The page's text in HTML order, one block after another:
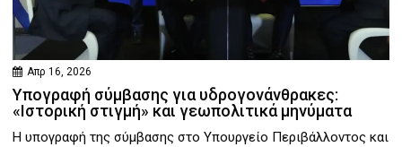
Απρ 16, 2026
Υπογραφή σύμβασης για υδρογονάνθρακες:
«Ιστορική στιγμή» και γεωπολιτικά μηνύματα
Η υπογραφή της σύμβασης στο Υπουργείο Περιβάλλοντος και